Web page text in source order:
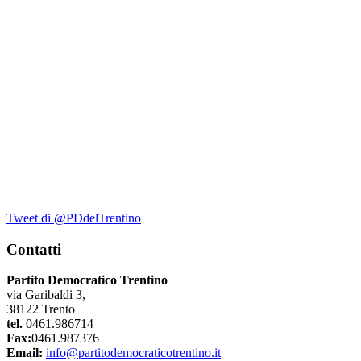
Tweet di @PDdelTrentino
Contatti
Partito Democratico Trentino
via Garibaldi 3,
38122 Trento
tel. 0461.986714
Fax:0461.987376
Email: info@partitodemocraticotrentino.it